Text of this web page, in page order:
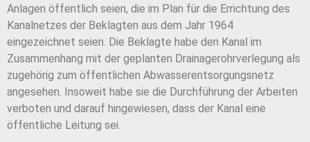
Anlagen öffentlich seien, die im Plan für die Errichtung des
Kanalnetzes der Beklagten aus dem Jahr 1964
eingezeichnet seien. Die Beklagte habe den Kanal im
Zusammenhang mit der geplanten Drainagerohrverlegung als
zugehörig zum öffentlichen Abwasserentsorgungsnetz
angesehen. Insoweit habe sie die Durchführung der Arbeiten
verboten und darauf hingewiesen, dass der Kanal eine
öffentliche Leitung sei.